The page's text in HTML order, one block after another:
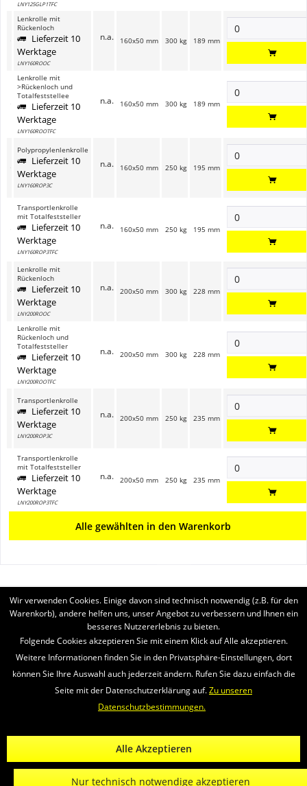
LNY125GLP1TFC
Lenkrolle mit
Rückenloch
Lieferzeit 10
Werktage
LNY160ROOC
n.a. 160x50 mm 300 kg 189 mm
Lenkrolle mit
>Rückenloch und
Totalfeststellee
Lieferzeit 10
Werktage
LNY160ROOTFC
n.a. 160x50 mm 300 kg 189 mm
Polypropylenlenkrolle
Lieferzeit 10
Werktage
LNY160ROP3C
n.a. 160x50 mm 250 kg 195 mm
Transportlenkrolle
mit Totalfeststeller
Lieferzeit 10
Werktage
LNY160ROP3TFC
n.a. 160x50 mm 250 kg 195 mm
Lenkrolle mit
Rückenloch
Lieferzeit 10
Werktage
LNY200ROOC
n.a. 200x50 mm 300 kg 228 mm
Lenkrolle mit
Rückenloch und
Totalfeststeller
Lieferzeit 10
Werktage
LNY200ROOTFC
n.a. 200x50 mm 300 kg 228 mm
Transportlenkrolle
Lieferzeit 10
Werktage
LNY200ROP3C
n.a. 200x50 mm 250 kg 235 mm
Transportlenkrolle
mit Totalfeststeller
Lieferzeit 10
Werktage
LNY200ROP3TFC
n.a. 200x50 mm 250 kg 235 mm
Alle gewählten in den Warenkorb
BRUKERSTØTTE
SERVICE
INFORMATIONEN
Newsletter Om oss Videoer Kontakten Widerrufsrecht
* Alle Preise verstehen sich zzgl. Mehrwertsteuer undVersandkostenund
Wir verwenden Cookies. Einige davon sind technisch notwendig (z.B. für den
Warenkorb), andere helfen uns, unser Angebot zu verbessern und Ihnen ein
besseres Nutzererlebnis zu bieten.
Folgende Cookies akzeptieren Sie mit einem Klick auf Alle akzeptieren.
Weitere Informationen finden Sie in den Privatsphäre-Einstellungen, dort
können Sie Ihre Auswahl auch jederzeit ändern. Rufen Sie dazu einfach die
Seite mit der Datenschutzerklärung auf.Zu unseren
Datenschutzbestimmungen.
Nur technisch notwendige akzeptieren
Alle Akzeptieren